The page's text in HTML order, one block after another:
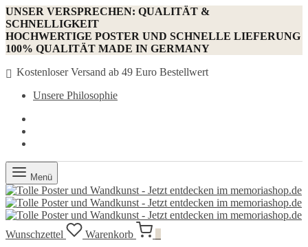
UNSER VERSPRECHEN: QUALITÄT &
SCHNELLIGKEIT
HOCHWERTIGE POSTER UND SCHNELLE LIEFERUNG
100% QUALITÄT MADE IN GERMANY
Kostenloser Versand ab 49 Euro Bestellwert
Unsere Philosophie
Menü
Wunschzettel Warenkorb